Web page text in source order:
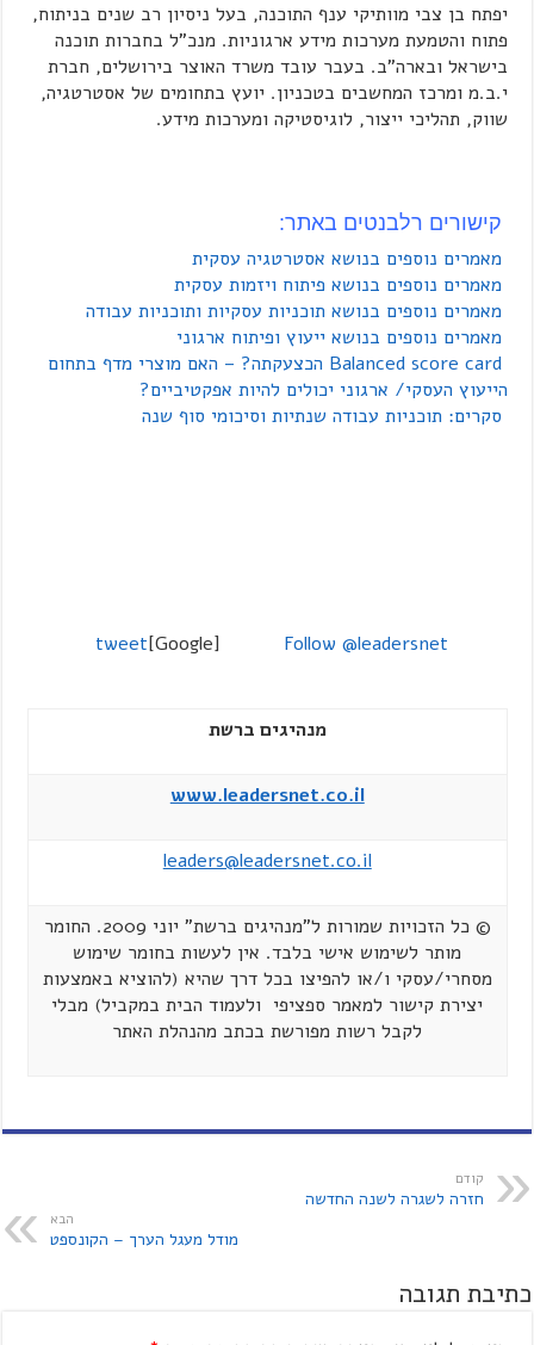
יפתח בן צבי מוותיקי ענף התוכנה, בעל ניסיון רב שנים בניתוח,
פתוח והטמעת מערכות מידע ארגוניות. מנכ"ל בחברות תוכנה
בישראל ובארה"ב. בעבר עובד משרד האוצר בירושלים, חברת
י.ב.מ ומרכז המחשבים בטכניון. יועץ בתחומים של אסטרטגיה,
שווק, תהליכי ייצור, לוגיסטיקה ומערכות מידע.
קישורים רלבנטים באתר:
מאמרים נוספים בנושא אסטרטגיה עסקית
מאמרים נוספים בנושא פיתוח ויזמות עסקית
מאמרים נוספים בנושא תוכניות עסקיות ותוכניות עבודה
מאמרים נוספים בנושא ייעוץ ופיתוח ארגוני
Balanced score card הכצעקתה? – האם מוצרי מדף בתחום
הייעוץ העסקי/ ארגוני יכולים להיות אפקטיביים?
סקרים: תוכניות עבודה שנתיות וסיכומי סוף שנה
tweet[Google] Follow @leadersnet
מנהיגים ברשת
www.leadersnet.co.il
leaders@leadersnet.co.il
© כל הזכויות שמורות ל"מנהיגים ברשת" יוני 2009. החומר
מותר לשימוש אישי בלבד. אין לעשות בחומר שימוש
מסחרי/עסקי ו/או להפיצו בכל דרך שהיא (להוציא באמצעות
יצירת קישור למאמר ספציפי ולעמוד הבית במקביל) מבלי
לקבל רשות מפורשת בכתב מהנהלת האתר
קודם
חזרה לשגרה לשנה החדשה
הבא
מודל מעגל הערך – הקונספט
כתיבת תגובה